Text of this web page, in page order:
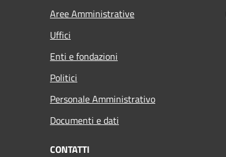
Aree Amministrative
Uffici
Enti e fondazioni
Politici
Personale Amministrativo
Documenti e dati
CONTATTI